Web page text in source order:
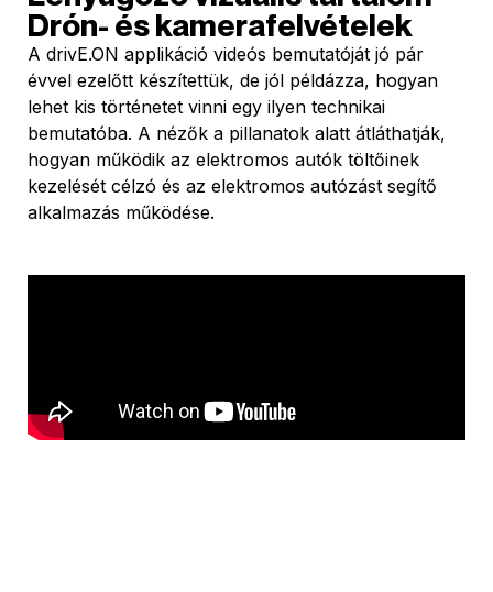
Drón- és kamerafelvételek
A drivE.ON applikáció videós bemutatóját jó pár
évvel ezelőtt készítettük, de jól példázza, hogyan
lehet kis történetet vinni egy ilyen technikai
bemutatóba. A nézők a pillanatok alatt átláthatják,
hogyan működik az elektromos autók töltőinek
kezelését célzó és az elektromos autózást segítő
alkalmazás működése.